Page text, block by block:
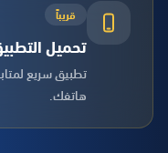
قريباً
تحميل
تطبيق سريع
هاتفك.